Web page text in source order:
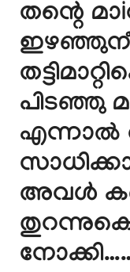
തന്റെ
പിടഞ്ഞു
എന്നാൽ
അവൾ